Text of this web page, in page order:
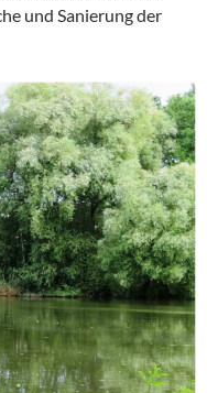
und Sanierung der